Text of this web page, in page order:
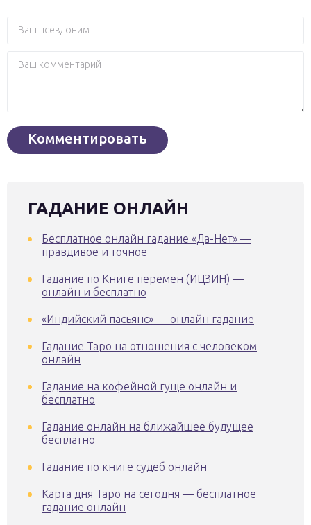
ГАДАНИЕ ОНЛАЙН
Бесплатное онлайн гадание «Да-Нет» —
правдивое и точное
Гадание по Книге перемен (ИЦЗИН) —
онлайн и бесплатно
«Индийский пасьянс» — онлайн гадание
Гадание Таро на отношения с человеком
онлайн
Гадание на кофейной гуще онлайн и
бесплатно
Гадание онлайн на ближайшее будущее
бесплатно
Гадание по книге судеб онлайн
Карта дня Таро на сегодня — бесплатное
гадание онлайн